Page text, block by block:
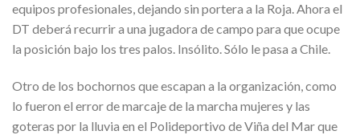
equipos profesionales, dejando sin portera a la Roja. Ahora el
DT deberá recurrir a una jugadora de campo para que ocupe
la posición bajo los tres palos. Insólito. Sólo le pasa a Chile.
Otro de los bochornos que escapan a la organización, como
lo fueron el error de marcaje de la marcha mujeres y las
goteras por la lluvia en el Polideportivo de Viña del Mar que